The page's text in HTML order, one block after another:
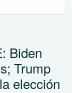
Biden
Trump
elección